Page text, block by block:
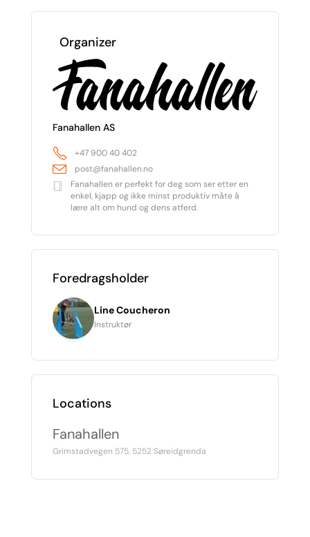
Organizer
Fanahallen AS
+47 900 40 402
post@fanahallen.no
Fanahallen er perfekt for deg som ser etter en
enkel, kjapp og ikke minst produktiv måte å
lære alt om hund og dens atferd.
Foredragsholder
Line Coucheron
Instruktør
Locations
Fanahallen
Grimstadvegen 575, 5252 Søreidgrenda